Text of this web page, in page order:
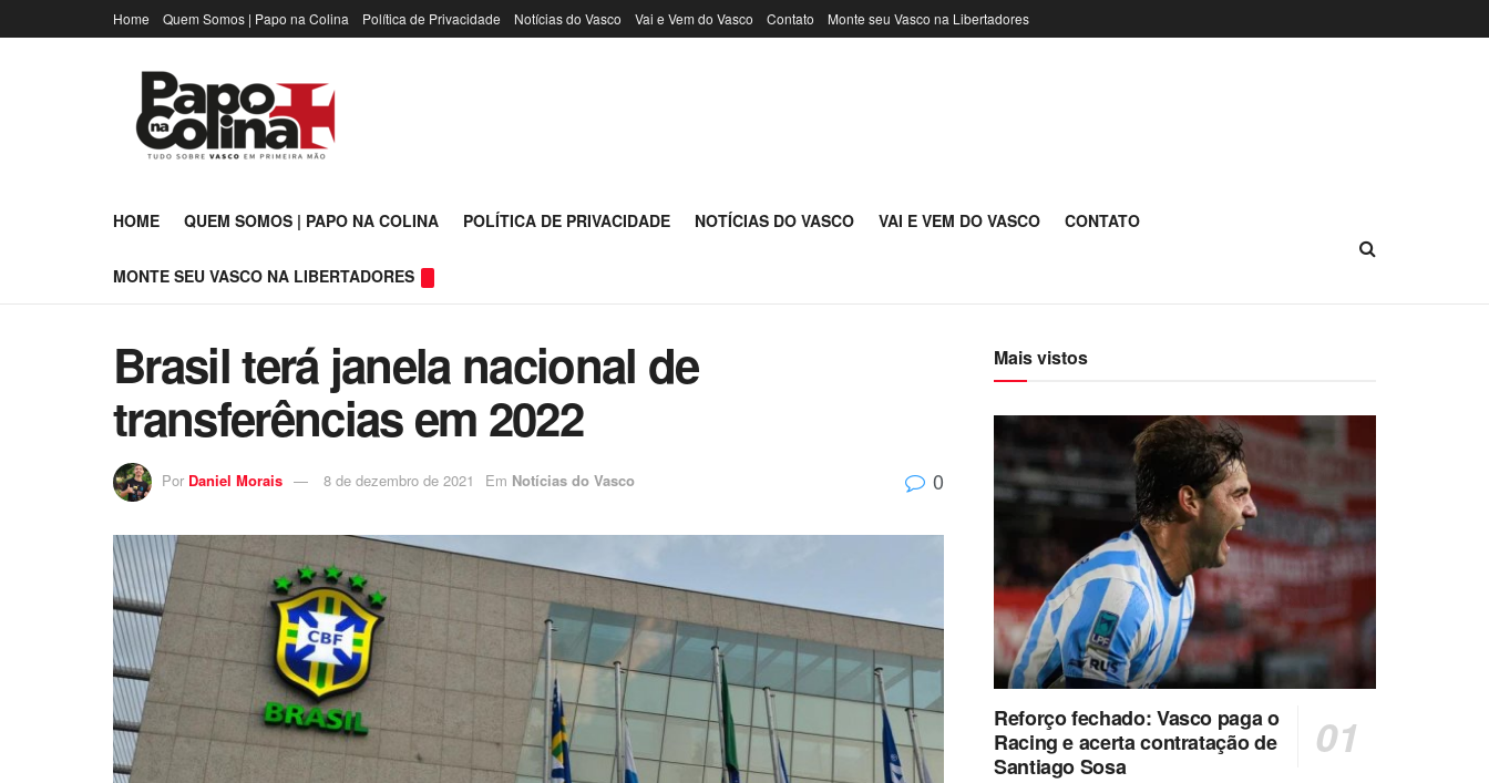
Home Quem Somos | Papo na Colina Política de Privacidade Notícias do Vasco Vai e Vem do Vasco Contato Monte seu Vasco na Libertadores
HOME QUEM SOMOS | PAPO NA COLINA POLÍTICA DE PRIVACIDADE NOTÍCIAS DO VASCO VAI E VEM DO VASCO CONTATO
MONTE SEU VASCO NA LIBERTADORES
Brasil terá janela nacional de
transferências em 2022
Por Daniel Morais 8 de dezembro de 2021 Em Notícias do Vasco 0
Mais vistos
Reforço fechado: Vasco paga o
Racing e acerta contratação de
Santiago Sosa